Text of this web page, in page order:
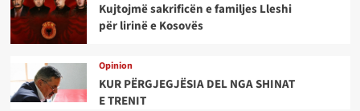
Kujtojmë sakrificën e familjes Lleshi
për lirinë e Kosovës
Opinion
KUR PËRGJEGJËSIA DEL NGA SHINAT
E TRENIT